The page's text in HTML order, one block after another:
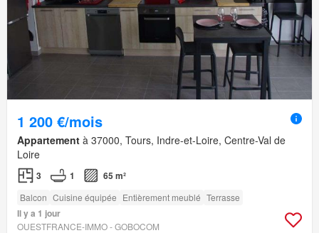
1 200 €/mois
Appartement à 37000, Tours, Indre-et-Loire, Centre-Val de
Loire
3 1 65 m²
Balcon Cuisine équipée Entièrement meublé Terrasse
Il y a 1 jour
OUESTFRANCE-IMMO - GOBOCOM